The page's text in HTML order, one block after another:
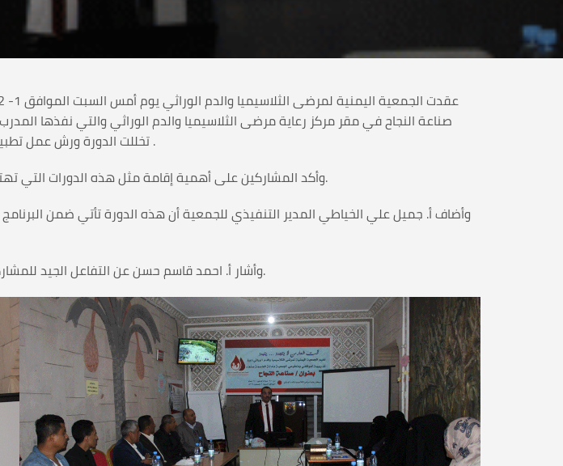
صناعة النجاح في مقر مركز رعاية مرضى الثلاسيميا والدم الوراثي والتي نفذها
تخللت الدورة ورش عمل تطبيقية للمتدربين وكان ذلك ضمن البرنامج التأهيلي والتدريبي التي تنفذه الادارة للكادر .
وأكد المشاركين على أهمية إقامة مثل هذه الدورات التي تهتم بتطوير الجانب الفكري والابداعي وتسعى لرفع الوعي في الجانب العملي و الاداري.
وأضاف أ. جميل علي الخياطي المدير التنفيذي للجمعية أن هذه الدورة تأتي ضمن
وأشار أ. احمد قاسم حسن عن التفاعل الجيد للمشاركين واهتمام ادارة الجمعية لإقامه هذه الدورات حيث ترفع من الاداء الوظيفي للكادر.